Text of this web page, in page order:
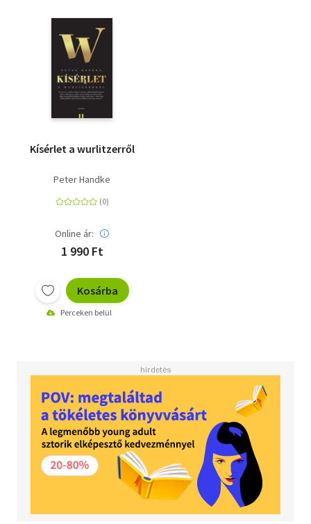
Kísérlet a wurlitzerről
Peter Handke
Online ár:
1 990 Ft
Kosárba
Perceken belül